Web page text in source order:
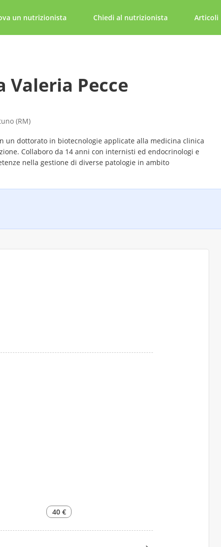
un nutrizionista Chiedi al nutrizionista Articoli
Valeria Pecce
(RM)
un dottorato in biotecnologie applicate alla medicina clinica
Collaboro da 14 anni con internisti ed endocrinologi e
nella gestione di diverse patologie in ambito
40 €